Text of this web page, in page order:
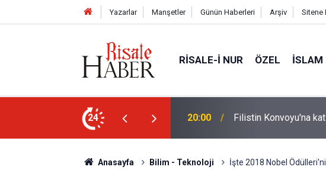
Yazarlar Manşetler Günün Haberleri Arşiv Sitene
RISALE-I NUR ÖZEL İSLAM
24
aktivist Müslüman oldu 17:03 Halamın bıyığı olsa
Anasayfa Bilim - Teknoloji İşte 2018 Nobel